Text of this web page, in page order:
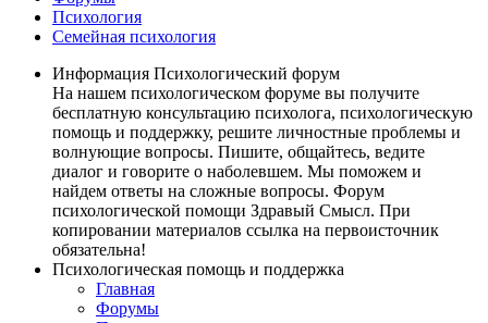
Психология
Семейная психология
Информация Психологический форум
На нашем психологическом форуме вы получите
бесплатную консультацию психолога, психологическую
помощь и поддержку, решите личностные проблемы и
волнующие вопросы. Пишите, общайтесь, ведите
диалог и говорите о наболевшем. Мы поможем и
найдем ответы на сложные вопросы. Форум
психологической помощи Здравый Смысл. При
копировании материалов ссылка на первоисточник
обязательна!
Психологическая помощь и поддержка
Главная
Форумы